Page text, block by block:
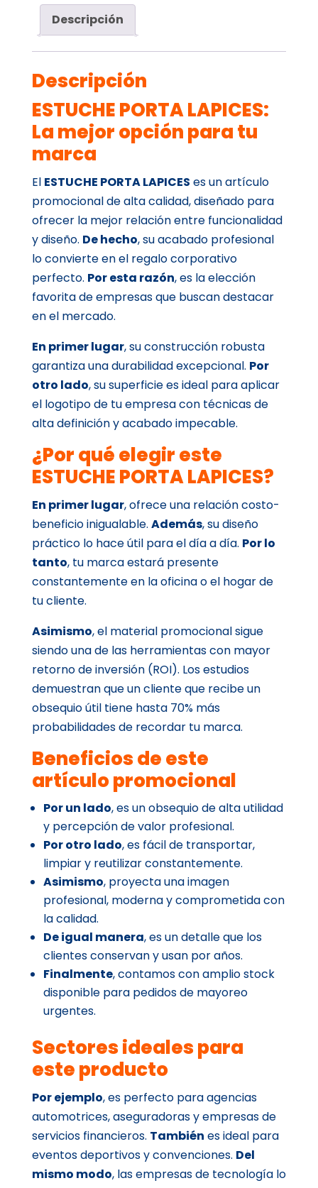
Descripción
Descripción
ESTUCHE PORTA LAPICES:
La mejor opción para tu
marca
El ESTUCHE PORTA LAPICES es un artículo
promocional de alta calidad, diseñado para
ofrecer la mejor relación entre funcionalidad
y diseño. De hecho, su acabado profesional
lo convierte en el regalo corporativo
perfecto. Por esta razón, es la elección
favorita de empresas que buscan destacar
en el mercado.
En primer lugar, su construcción robusta
garantiza una durabilidad excepcional. Por
otro lado, su superficie es ideal para aplicar
el logotipo de tu empresa con técnicas de
alta definición y acabado impecable.
¿Por qué elegir este
ESTUCHE PORTA LAPICES?
En primer lugar, ofrece una relación costo-
beneficio inigualable. Además, su diseño
práctico lo hace útil para el día a día. Por lo
tanto, tu marca estará presente
constantemente en la oficina o el hogar de
tu cliente.
Asimismo, el material promocional sigue
siendo una de las herramientas con mayor
retorno de inversión (ROI). Los estudios
demuestran que un cliente que recibe un
obsequio útil tiene hasta 70% más
probabilidades de recordar tu marca.
Beneficios de este
artículo promocional
Por un lado, es un obsequio de alta utilidad
y percepción de valor profesional.
Por otro lado, es fácil de transportar,
limpiar y reutilizar constantemente.
Asimismo, proyecta una imagen
profesional, moderna y comprometida con
la calidad.
De igual manera, es un detalle que los
clientes conservan y usan por años.
Finalmente, contamos con amplio stock
disponible para pedidos de mayoreo
urgentes.
Sectores ideales para
este producto
Por ejemplo, es perfecto para agencias
automotrices, aseguradoras y empresas de
servicios financieros. También es ideal para
eventos deportivos y convenciones. Del
mismo modo, las empresas de tecnología lo